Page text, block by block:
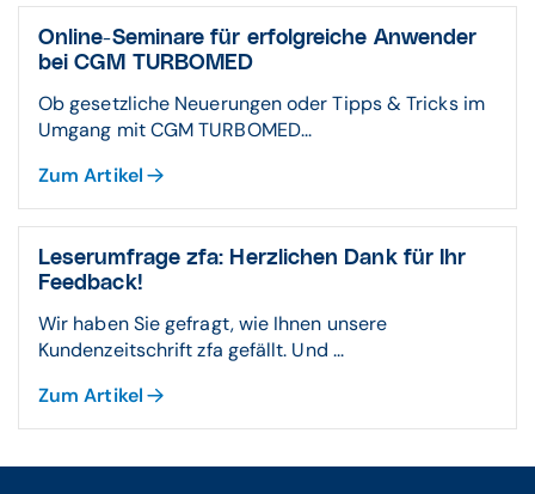
Online-Seminare für erfolgreiche Anwender
bei CGM TURBOMED
Ob gesetzliche Neuerungen oder Tipps & Tricks im
Umgang mit CGM TURBOMED...
Zum Artikel
Leserumfrage zfa: Herzlichen Dank für Ihr
Feedback!
Wir haben Sie gefragt, wie Ihnen unsere
Kundenzeitschrift zfa gefällt. Und ...
Zum Artikel